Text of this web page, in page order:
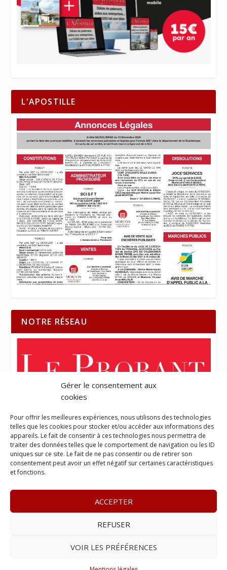
Gérer le consentement aux
cookies
Pour offrir les meilleures expériences, nous utilisons des technologies
telles que les cookies pour stocker et/ou accéder aux informations des
appareils. Le fait de consentir à ces technologies nous permettra de
traiter des données telles que le comportement de navigation ou les ID
uniques sur ce site. Le fait de ne pas consentir ou de retirer son
consentement peut avoir un effet négatif sur certaines caractéristiques
et fonctions.
ACCEPTER
REFUSER
VOIR LES PRÉFÉRENCES
L'APOSTILLE
NOTRE RÉSEAU
– www.lapostille.fr –
– E-mail :contact@lapostille.fr–